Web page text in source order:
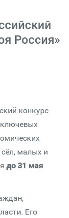
Россия»
конкурс
малых и
до 31 мая
Его